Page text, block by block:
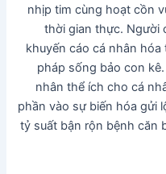
nhịp tim cùng hoạt cồn
thời gian thực. Người
khuyến cáo cá nhân
pháp sống bảo con
nhân thể ích cho cá
phần vào sự biến hóa gửi
tỷ suất bận rộn bệnh căn